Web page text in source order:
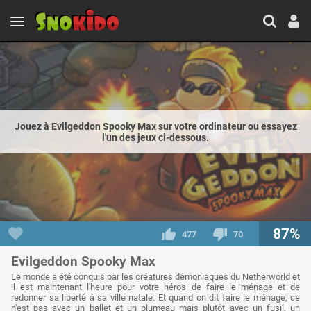
Jouez à Evilgeddon Spooky Max sur votre ordinateur ou essayez
l'un des jeux ci-dessous.
477 70 87%
Evilgeddon Spooky Max
Le monde a été conquis par les créatures démoniaques du Netherworld et
il est maintenant l'heure pour votre héros de faire le ménage et de
redonner sa liberté à sa ville natale. Et quand on dit faire le ménage, ce
n'est pas avec un ballet et un plumeau mais plutôt avec un fusil, un